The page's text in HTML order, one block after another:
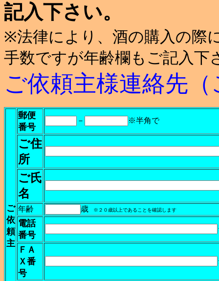
記入下さい。
※法律により、酒の購入の際
手数ですが年齢欄もご記入下
ご依頼主様連絡先
ご
依
頼
主
郵便
番号
－ ※半角で
ご住
所
ご氏
名
年齢 歳 ※２０歳以上であることを確認します
電話
番号
ＦＡ
Ｘ番
号